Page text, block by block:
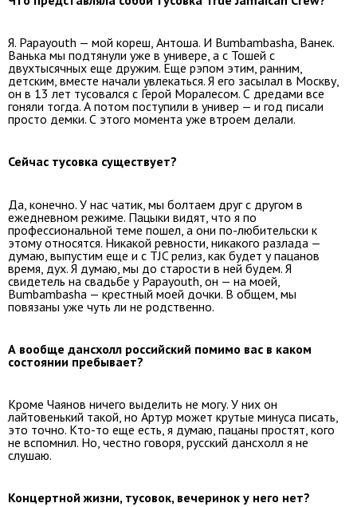
Я. Papayouth — мой кореш, Антоша. И Bumbambasha, Ванек.
Ванька мы подтянули уже в универе, а с Тошей с
двухтысячных еще дружим. Еще рэпом этим, ранним,
детским, вместе начали увлекаться. Я его засылал в Москву,
он в 13 лет тусовался с Герой Моралесом. С дредами все
гоняли тогда. А потом поступили в универ — и год писали
просто демки. С этого момента уже втроем делали.
Сейчас тусовка существует?
Да, конечно. У нас чатик, мы болтаем друг с другом в
ежедневном режиме. Пацыки видят, что я по
профессиональной теме пошел, а они по-любительски к
этому относятся. Никакой ревности, никакого разлада —
думаю, выпустим еще и с TJC релиз, как будет у пацанов
время, дух. Я думаю, мы до старости в ней будем. Я
свидетель на свадьбе у Papayouth, он — на моей,
Bumbambasha — крестный моей дочки. В общем, мы
повязаны уже чуть ли не родственно.
А вообще дансхолл российский помимо вас в каком
состоянии пребывает?
Кроме Чаянов ничего выделить не могу. У них он
лайтовенький такой, но Артур может крутые минуса писать,
это точно. Кто-то еще есть, я думаю, пацаны простят, кого
не вспомнил. Но, честно говоря, русский дансхолл я не
слушаю.
Концертной жизни, тусовок, вечеринок у него нет?